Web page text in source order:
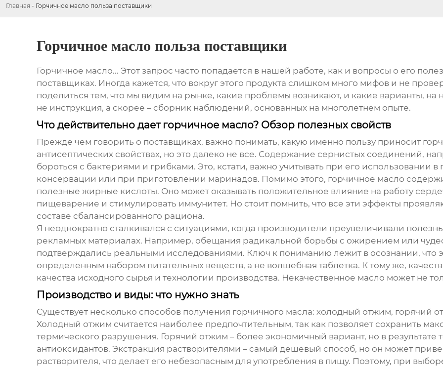
Главная - Горчичное масло польза поставщики
Горчичное масло польза поставщики
Горчичное масло... Этот запрос часто попадается в нашей работе, как и вопросы о его
поставщиках. Иногда кажется, что вокруг этого продукта слишком много мифов и не
поделиться тем, что мы видим на рынке, какие проблемы возникают, и какие варианты, на
не инструкция, а скорее – сборник наблюдений, основанных на многолетнем опыте.
Что действительно дает горчичное масло? Обзор полезных свойств
Прежде чем говорить о поставщиках, важно понимать, какую именно пользу приносит
антисептических свойствах, но это далеко не все. Содержание сернистых соединений,
бороться с бактериями и грибками. Это, кстати, важно учитывать при его использовании
консервации или при приготовлении маринадов. Помимо этого, горчичное масло
полезные жирные кислоты. Оно может оказывать положительное влияние на работу
пищеварение и стимулировать иммунитет. Но стоит помнить, что все эти эффекты
составе сбалансированного рациона.
Я неоднократно сталкивался с ситуациями, когда производители преувеличивали
рекламных материалах. Например, обещания радикальной борьбы с ожирением или
подтверждались реальными исследованиями. Ключ к пониманию лежит в осознании, что
определенным набором питательных веществ, а не волшебная таблетка. К тому же,
качества исходного сырья и технологии производства. Некачественное масло может не
Производство и виды: что нужно знать
Существует несколько способов получения горчичного масла: холодный отжим, горячий
Холодный отжим считается наиболее предпочтительным, так как позволяет сохранить
термического разрушения. Горячий отжим – более экономичный вариант, но в результате
антиоксидантов. Экстракция растворителями – самый дешевый способ, но он может
растворителя, что делает его небезопасным для употребления в пищу. Поэтому, при